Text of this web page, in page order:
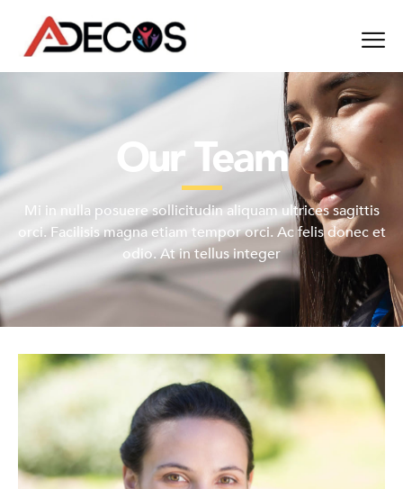
Our Team
Mi in nulla posuere sollicitudin aliquam ultrices sagittis
orci. Facilisis magna etiam tempor orci. Ac felis donec et
odio. At in tellus integer